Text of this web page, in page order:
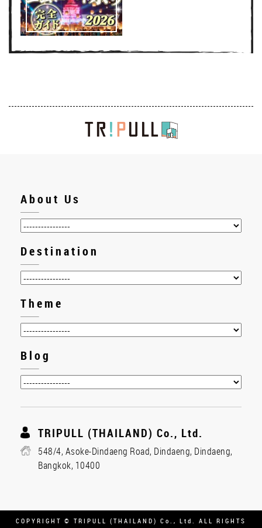
About Us
Destination
Theme
Blog
TRIPULL (THAILAND) Co., Ltd.
548/4, Asoke-Dindaeng Road, Dindaeng, Dindaeng,
Bangkok, 10400
COPYRIGHT © TRIPULL (THAILAND) Co., Ltd. ALL RIGHTS